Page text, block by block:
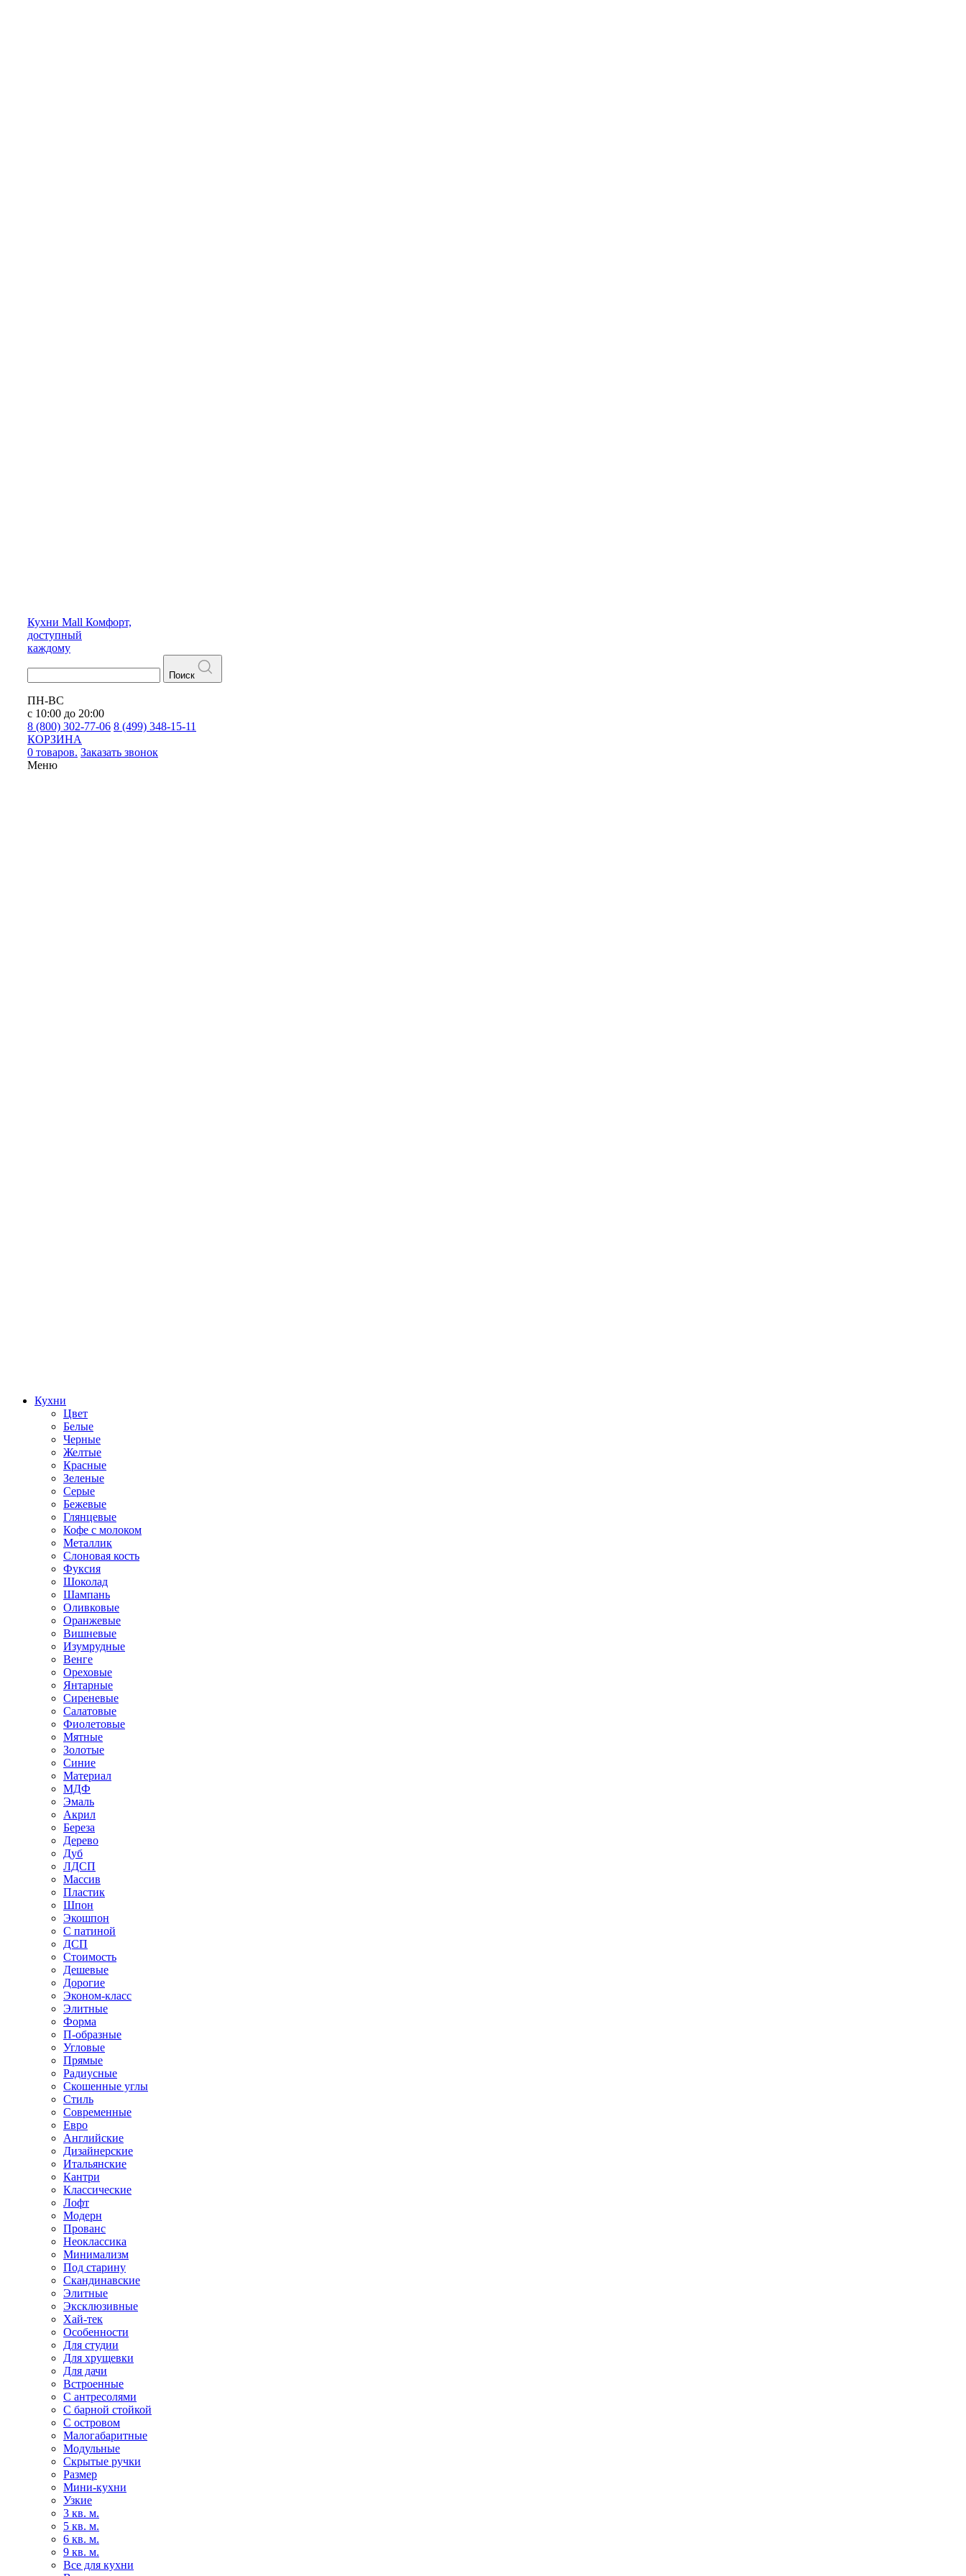
Кухни Mall Комфорт,
доступный
каждому
Поиск
ПН-ВС
с 10:00 до 20:00
8 (800) 302-77-06 8 (499) 348-15-11
КОРЗИНА
0 товаров. Заказать звонок
Меню
Кухни
Цвет
Белые
Черные
Желтые
Красные
Зеленые
Серые
Бежевые
Глянцевые
Кофе с молоком
Металлик
Слоновая кость
Фуксия
Шоколад
Шампань
Оливковые
Оранжевые
Вишневые
Изумрудные
Венге
Ореховые
Янтарные
Сиреневые
Салатовые
Фиолетовые
Мятные
Золотые
Синие
Материал
МДФ
Эмаль
Акрил
Береза
Дерево
Дуб
ЛДСП
Массив
Пластик
Шпон
Экошпон
С патиной
ДСП
Стоимость
Дешевые
Дорогие
Эконом-класс
Элитные
Форма
П-образные
Угловые
Прямые
Радиусные
Скошенные углы
Стиль
Современные
Евро
Английские
Дизайнерские
Итальянские
Кантри
Классические
Лофт
Модерн
Прованс
Неоклассика
Минимализм
Под старину
Скандинавские
Элитные
Эксклюзивные
Хай-тек
Особенности
Для студии
Для хрущевки
Для дачи
Встроенные
С антресолями
С барной стойкой
С островом
Малогабаритные
Модульные
Скрытые ручки
Размер
Мини-кухни
Узкие
3 кв. м.
5 кв. м.
6 кв. м.
9 кв. м.
Все для кухни